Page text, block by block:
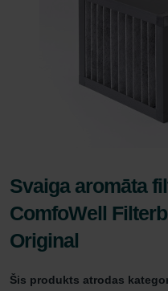
Svaiga aromāta
ComfoWell
Original
Šis produkts atrodas